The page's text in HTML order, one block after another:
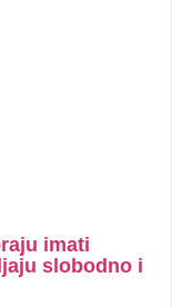
imati
slobodno i